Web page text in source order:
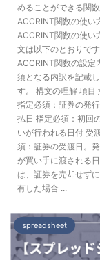
めることができる関数
ACCRINT関数の使い
ACCRINT関数の使い
文は以下のとおりです
ACCRINT関数の設定
須となる内訳を記載
す。 構文の理解 項目
指定必須：証券の発
払日 指定必須：初回
いが行われる日付 受
須：証券の受渡日。
が買い手に渡される
は、証券を売却せず
有した場合 ...
spreadsheet